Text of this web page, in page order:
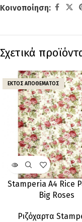
Κοινοποίηση:
Σχετικά
ΕΚΤΌΣ ΑΠΟΘΈΜΑΤΟΣ
Stamperia A4 Rice
Big Roses
Ριζόχαρτα